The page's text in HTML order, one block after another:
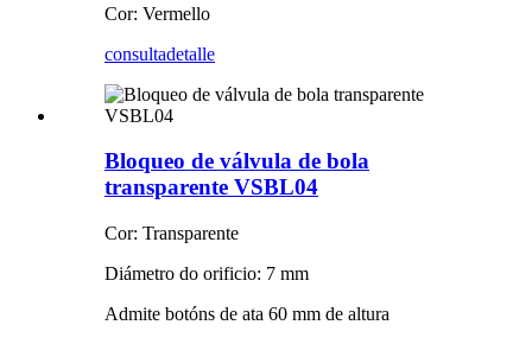
Cor: Vermello
consultadetalle
Bloqueo de válvula de bola
transparente VSBL04
Cor: Transparente
Diámetro do orificio: 7 mm
Admite botóns de ata 60 mm de altura